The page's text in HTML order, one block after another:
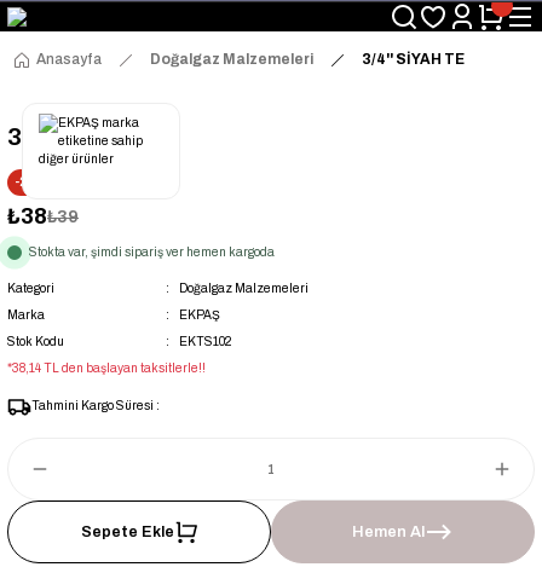
Üyelerimize Özel "uye2026" Koduyla Sepette Ekstra %3 İndirim
KAZAN-KASKAD İÇİN TEK ADRES
Anasayfa
Doğalgaz Malzemeleri 3/4'' SİYAH TE
3/4'' SİYAH TE
-2% İNDİRİM
₺38₺39
Stokta var, şimdi sipariş ver hemen kargoda
Kategori
Doğalgaz Malzemeleri
Marka
EKPAŞ
Stok Kodu
EKTS102
*38,14 TL den başlayan taksitlerle!!
Tahmini Kargo Süresi :
Sepete Ekle Hemen Al